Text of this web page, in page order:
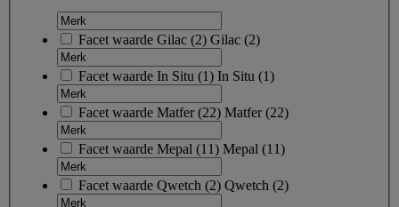
Facet waarde Gilac (2) Gilac (2)
Facet waarde In Situ (1) In Situ (1)
Facet waarde Matfer(22) Matfer(22)
Facet waarde Mepal (11) Mepal (11)
Facet waarde Qwetch (2) Qwetch (2)